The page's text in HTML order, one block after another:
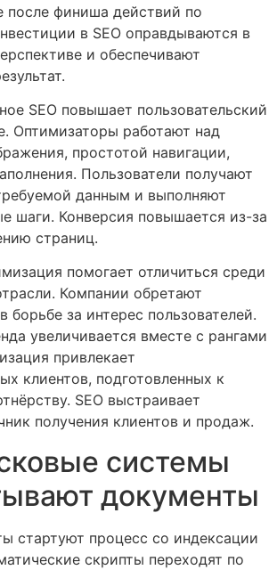
после финиша действий по
в SEO оправдываются в
и обеспечивают
SEO повышает пользовательский
Оптимизаторы работают над
простотой навигации,
Пользователи получают
данным и выполняют
шаги. Конверсия повышается из-за
страниц.
помогает отличиться среди
Компании обретают
борьбе за интерес пользователей.
увеличивается вместе с рангами
привлекает
клиентов, подготовленных к
SEO выстраивает
получения клиентов и продаж.
системы
документы
стартуют процесс со индексации
скрипты переходят по